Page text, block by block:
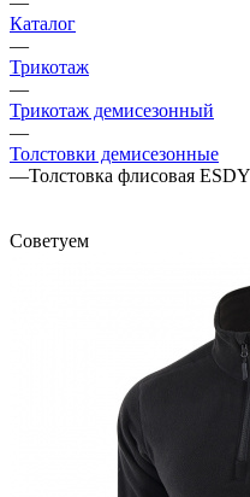
Каталог
—
Трикотаж
—
Трикотаж демисезонный
—
Толстовки демисезонные
—Толстовка флисовая
Советуем